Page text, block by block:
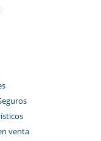
venta